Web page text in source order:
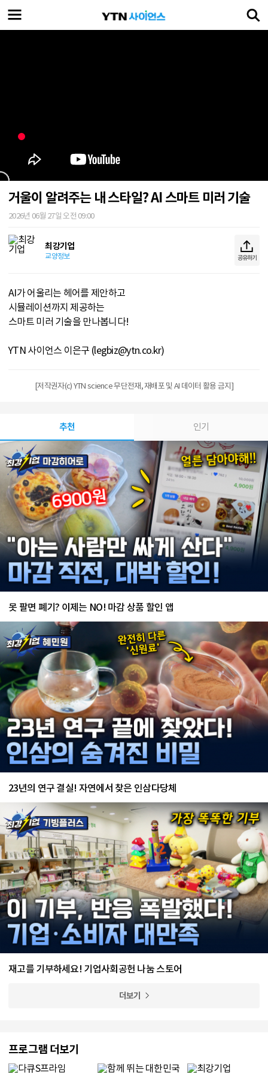
거울이 알려주는 내 스타일? AI 스마트 미러 기술
2026년 06월 27일 오전 09:00
최강기업
교양정보 공유하기
AI가 어울리는 헤어를 제안하고
시뮬레이션까지 제공하는
스마트 미러 기술을 만나봅니다!
YTN 사이언스 이은구 (legbiz@ytn.co.kr)
[저작권자(c) YTN science 무단전재, 재배포 및 AI 데이터 활용 금지]
추천 인기
못 팔면 폐기? 이제는 NO! 마감 상품 할인 앱
23년의 연구 결실! 자연에서 찾은 인삼다당체
재고를 기부하세요! 기업사회공헌 나눔 스토어
더보기
프로그램 더보기